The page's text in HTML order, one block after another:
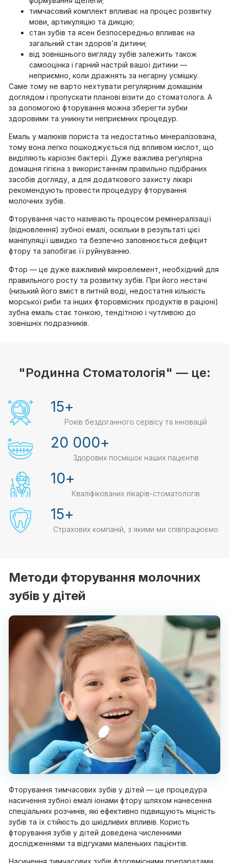
тимчасовий комплект впливає на процес розвитку
мови, артикуляцію та дикцію;
стан зубів та ясен безпосередньо впливає на
загальний стан здоров’я дитини;
від зовнішнього вигляду зубів залежить також
самооцінка і гарний настрій вашої дитини —
неприємно, коли дражнять за негарну усмішку.
Саме тому не варто нехтувати регулярним домашнім
доглядом і пропускати планові візити до стоматолога. А
за допомогою фторування можна зберегти зубки
здоровими та уникнути неприємних процедур.
Емаль у малюків пориста та недостатньо мінералізована,
тому вона легко пошкоджується під впливом кислот, що
виділяють каріозні бактерії. Дуже важлива регулярна
домашня гігієна з використанням правильно підібраних
засобів догляду, а для додаткового захисту лікарі
рекомендують провести процедуру фторування
молочних зубів.
Фторування часто називають процесом ремінералізації
(відновлення) зубної емалі, оскільки в результаті цієї
маніпуляції швидко та безпечно заповнюється дефіцит
фтору та запобігає її руйнуванню.
Фтор — це дуже важливий мікроелемент, необхідний для
правильного росту та розвитку зубів. При його нестачі
(низький його вміст в питній воді, недостатня кількість
морської риби та інших фторовмісних продуктів в раціоні)
зубна емаль стає тонкою, тендітною і чутливою до
зовнішніх подразників.
"Родинна Стоматологія" — це:
Років бездоганного сервісу та інновацій
15+
Здорових посмішок наших пацієнтів
20 000+
Кваліфікованих лікарів-стоматологів
10+
Страхових компаній, з якими ми співпрацюємо
15+
Методи фторування молочних
зубів у дітей
Фторування тимчасових зубів у дітей — це процедура
насичення зубної емалі іонами фтору шляхом нанесення
спеціальних розчинів, які ефективно підвищують міцність
зубів та їх стійкість до шкідливих впливів. Користь
фторування зубів у дітей доведена численними
дослідженнями та відгуками маленьких пацієнтів.
Насичення тимчасових зубів фторвмісними препаратами